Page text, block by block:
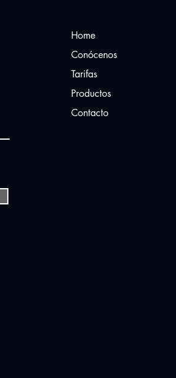
Home
Conócenos
Tarifas
Productos
Contacto